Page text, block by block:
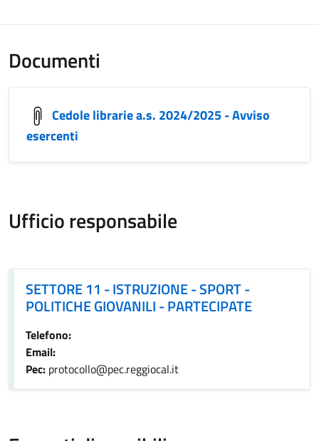
Documenti
Cedole librarie a.s. 2024/2025 - Avviso
esercenti
Ufficio responsabile
SETTORE 11 - ISTRUZIONE - SPORT -
POLITICHE GIOVANILI - PARTECIPATE
Telefono:
Email:
Pec: protocollo@pec.reggiocal.it